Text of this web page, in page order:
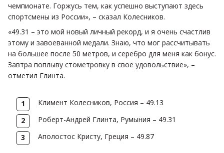
чемпионате. Горжусь тем, как успешно выступают здесь
спортсмены из России», – сказал Колесников.
«49.31 – это мой новый личный рекорд, и я очень счастлив
этому и завоеванной медали. Знаю, что мог рассчитывать
на большее после 50 метров, и серебро для меня как бонус.
Завтра поплыву стометровку в свое удовольствие», –
отметил Глинта.
Климент Колесников, Россия – 49.13
Роберт-Андрей Глинта, Румыния – 49.31
Аполостос Кристу, Греция – 49.87